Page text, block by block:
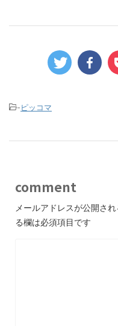
-ピッコマ
comment
メールアドレスが公開され
る欄は必須項目です